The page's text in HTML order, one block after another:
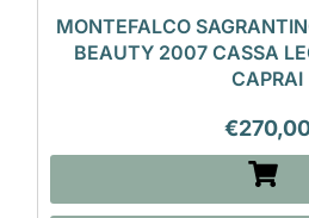
MONTEFALCO
BEAUTY 2007 CASSA
CAPRAI
€